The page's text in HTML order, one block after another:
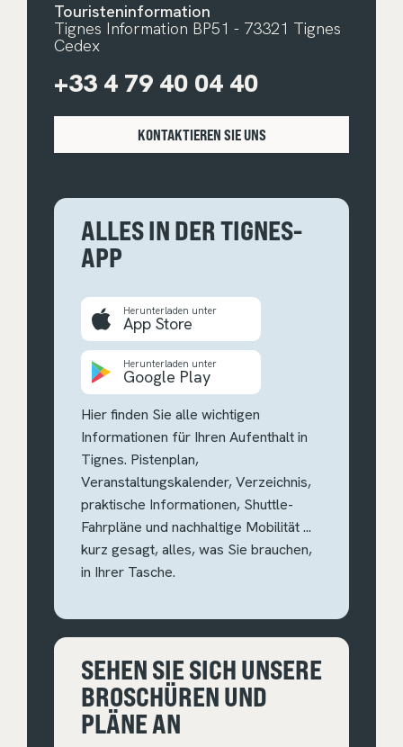
Touristeninformation
Tignes Information BP51 - 73321 Tignes
Cedex
+33 4 79 40 04 40
KONTAKTIEREN SIE UNS
ALLES IN DER TIGNES-
APP
Herunterladen unter
App Store
Herunterladen unter
Google Play
Hier finden Sie alle wichtigen
Informationen für Ihren Aufenthalt in
Tignes. Pistenplan,
Veranstaltungskalender, Verzeichnis,
praktische Informationen, Shuttle-
Fahrpläne und nachhaltige Mobilität ...
kurz gesagt, alles, was Sie brauchen,
in Ihrer Tasche.
SEHEN SIE SICH UNSERE
BROSCHÜREN UND
PLÄNE AN